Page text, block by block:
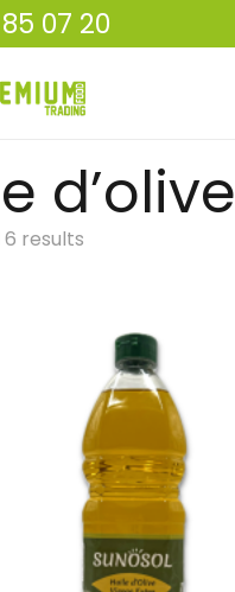
85 07 20
d’olive
6 results